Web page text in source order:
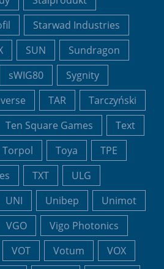
Starwad Industries
SUN
Sundragon
sWIG80
Sygnity
TAR
Tarczyński
Ten Square Games
Text
Torpol Toya
TPE
TXT
ULG
UNI Unibep
Unimot
VGO
Vigo Photonics
VOT Votum
VOX